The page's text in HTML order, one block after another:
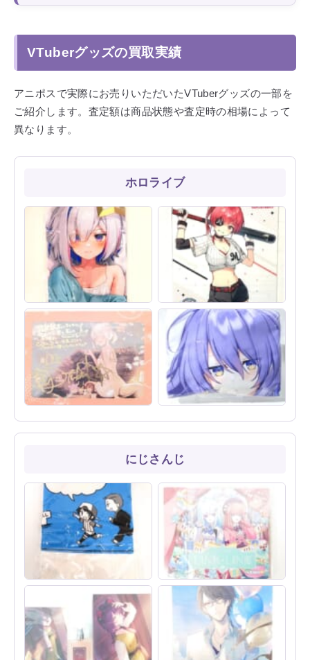
VTuberグッズの買取実績
アニポスで実際にお売りいただいたVTuberグッズの一部を
ご紹介します。査定額は商品状態や査定時の相場によって
異なります。
ホロライブ
ホロライブ 天音かなた かな
たそ抱き枕カバーをお買取し
ました！【プリンのバケツ屋
さん／C104】
宝鐘マリンの豪華グッズを買
取！B2タペストリー・抱き枕
カバー・同人グッズなど計12
点
しました！【直筆サイン・ぬ
ヴァ 誕生日記念2022『夜に
取しました！
にじさんじ
にじさんじ 舞元啓介＆ホロラ
イブ 大空スバル 舞スバ しぐ
れうい先生 描き下ろしTシャ
ツ 買取いたしました！
にじさんじ VTuber リゼ・ヘ
ルエスタ＆鈴原るる リゼるる
Link テーマソング LINK・
LINK 買取いたしました！